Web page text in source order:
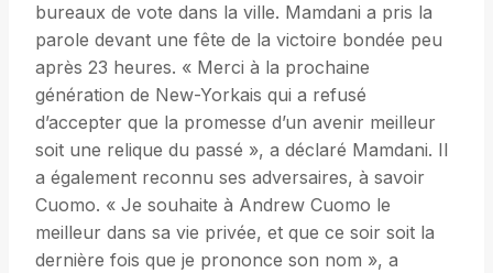
bureaux de vote dans la ville. Mamdani a pris la
parole devant une fête de la victoire bondée peu
après 23 heures. « Merci à la prochaine
génération de New-Yorkais qui a refusé
d’accepter que la promesse d’un avenir meilleur
soit une relique du passé », a déclaré Mamdani. Il
a également reconnu ses adversaires, à savoir
Cuomo. « Je souhaite à Andrew Cuomo le
meilleur dans sa vie privée, et que ce soir soit la
dernière fois que je prononce son nom », a